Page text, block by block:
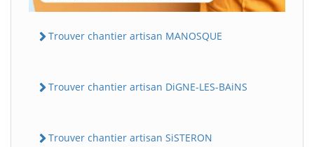
Trouver chantier artisan MANOSQUE
Trouver chantier artisan DiGNE-LES-BAiNS
Trouver chantier artisan SiSTERON